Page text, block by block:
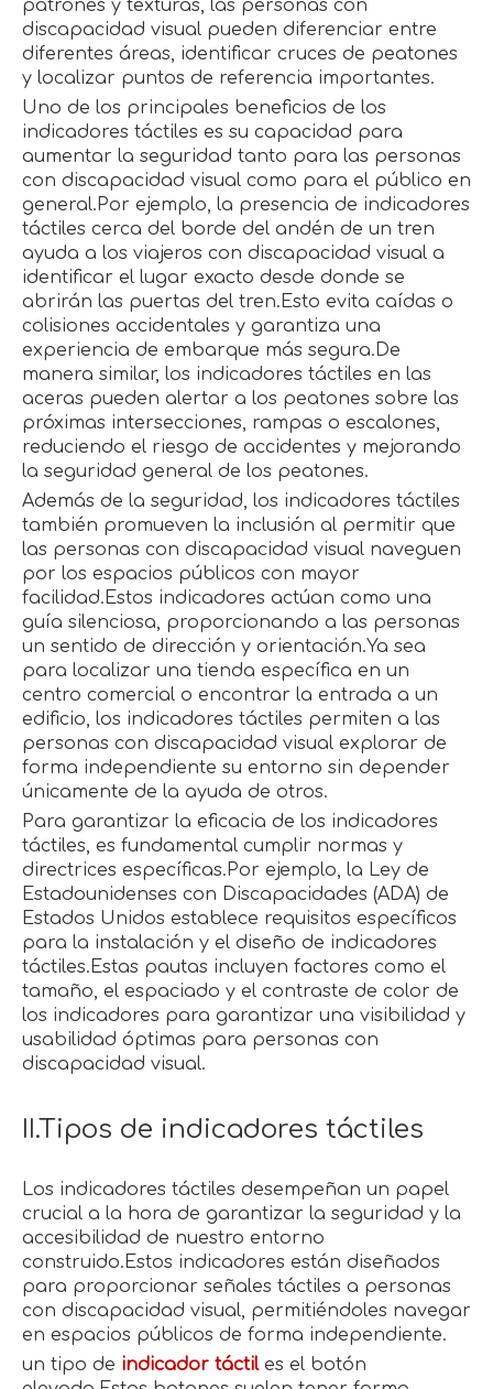
patrones y texturas, las personas con
discapacidad visual pueden diferenciar entre
diferentes áreas, identificar cruces de peatones
y localizar puntos de referencia importantes.
Uno de los principales beneficios de los
indicadores táctiles es su capacidad para
aumentar la seguridad tanto para las personas
con discapacidad visual como para el público en
general.Por ejemplo, la presencia de indicadores
táctiles cerca del borde del andén de un tren
ayuda a los viajeros con discapacidad visual a
identificar el lugar exacto desde donde se
abrirán las puertas del tren.Esto evita caídas o
colisiones accidentales y garantiza una
experiencia de embarque más segura.De
manera similar, los indicadores táctiles en las
aceras pueden alertar a los peatones sobre las
próximas intersecciones, rampas o escalones,
reduciendo el riesgo de accidentes y mejorando
la seguridad general de los peatones.
Además de la seguridad, los indicadores táctiles
también promueven la inclusión al permitir que
las personas con discapacidad visual naveguen
por los espacios públicos con mayor
facilidad.Estos indicadores actúan como una
guía silenciosa, proporcionando a las personas
un sentido de dirección y orientación.Ya sea
para localizar una tienda específica en un
centro comercial o encontrar la entrada a un
edificio, los indicadores táctiles permiten a las
personas con discapacidad visual explorar de
forma independiente su entorno sin depender
únicamente de la ayuda de otros.
Para garantizar la eficacia de los indicadores
táctiles, es fundamental cumplir normas y
directrices específicas.Por ejemplo, la Ley de
Estadounidenses con Discapacidades (ADA) de
Estados Unidos establece requisitos específicos
para la instalación y el diseño de indicadores
táctiles.Estas pautas incluyen factores como el
tamaño, el espaciado y el contraste de color de
los indicadores para garantizar una visibilidad y
usabilidad óptimas para personas con
discapacidad visual.
II.Tipos de indicadores táctiles
Los indicadores táctiles desempeñan un papel
crucial a la hora de garantizar la seguridad y la
accesibilidad de nuestro entorno
construido.Estos indicadores están diseñados
para proporcionar señales táctiles a personas
con discapacidad visual, permitiéndoles navegar
en espacios públicos de forma independiente.
un tipo de indicador táctiles el botón